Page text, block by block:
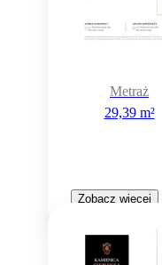
Metraż
29,39 m²
Zobacz więcej